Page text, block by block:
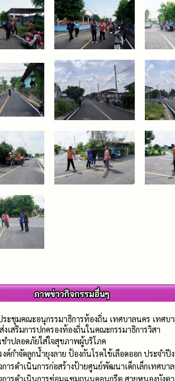
ระชุมคณะอนุกรรมาธิการท้องถิ่น เทศบาลนคร เทศ
งเสริมการปกครองท้องถิ่นในคณะกรรมาธิการวิสา
ชำปลอดภัยใส่ใจสุขภาพผู้บริโภค
งค์กำจัดลูกน้ำยุงลาย ป้องกันโรคไข้เลือดออก ประจำ
ารดำเนินการก่อสร้างป้ายศูนย์พัฒนาเด็กเล็กเทศบา
ารดำเนินการซ่อมแซมถนนคอนกรีต สายหนองบังต